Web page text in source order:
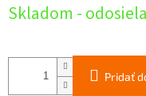
cena:
Skladom -
Pridať